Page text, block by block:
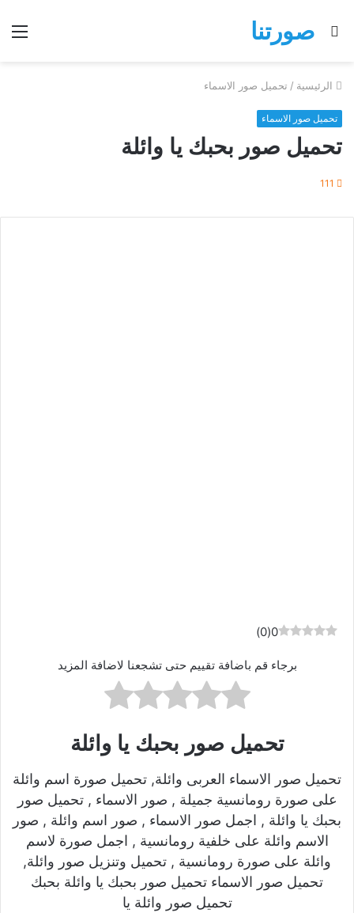
صورتنا
بحث
الرئيسية / تحميل صور الاسماء
تحميل صور الاسماء
تحميل صور بحبك يا وائلة
111
0
(
0
)
برجاء قم باضافة تقييم حتى تشجعنا لاضافة المزيد
تحميل صور بحبك يا وائلة
تحميل صور الاسماء العربى وائلة, تحميل صورة اسم وائلة
على صورة رومانسية جميلة , صور الاسماء , تحميل صور
بحبك يا وائلة , اجمل صور الاسماء , صور اسم وائلة , صور
الاسم وائلة على خلفية رومانسية , اجمل صورة لاسم
وائلة على صورة رومانسية , تحميل وتنزيل صور وائلة,
تحميل صور الاسماء تحميل صور بحبك يا وائلة بحبك
تحميل صور وائلة يا